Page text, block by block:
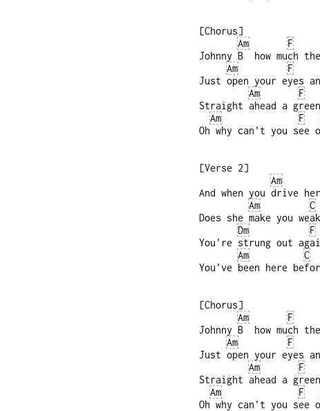
[Chorus]
Am
F
Johnny B how much
Am
F
Just open your eyes
Am
F
Straight ahead a
Am
F
Oh why can't you see
[Verse 2]
Am
And when you drive
Am
C
Does she make you
Dm
F
You're strung out
Am
C
You've been here
[Chorus]
Am
F
Johnny B how much
Am
F
Just open your eyes
Am
F
Straight ahead a
Am
F
Oh why can't you see